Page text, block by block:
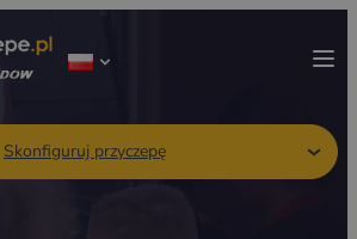
Skonfiguruj przyczepę